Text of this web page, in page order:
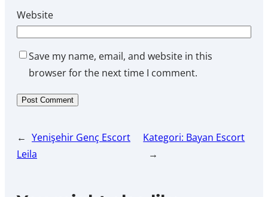
Website
Save my name, email, and website in this
browser for the next time I comment.
← Yenişehir Genç Escort
Leila
Kategori: Bayan Escort
→